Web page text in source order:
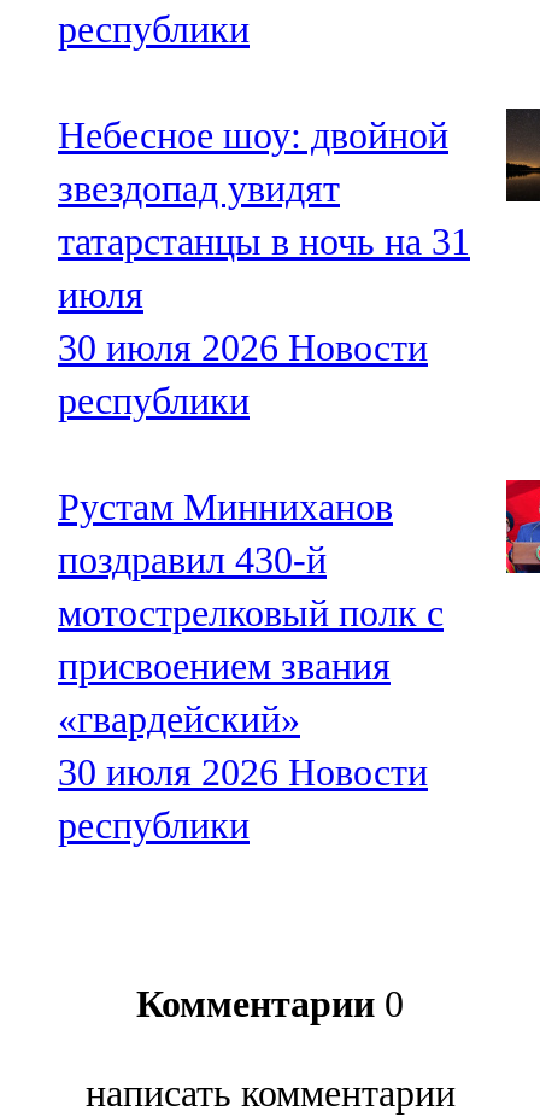
республики
Небесное шоу: двойной
звездопад увидят
татарстанцы в ночь на 31
июля
30 июля 2026 Новости
республики
Рустам Минниханов
поздравил 430-й
мотострелковый полк с
присвоением звания
«гвардейский»
30 июля 2026 Новости
республики
Комментарии 0
написать комментарии